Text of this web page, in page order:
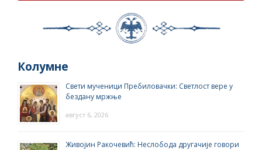
Колумне
Свети мученици Пребиловачки: Светлост вере у
бездану мржње
август 6, 2026
Живојин Ракочевић: Неслобода другачије говори